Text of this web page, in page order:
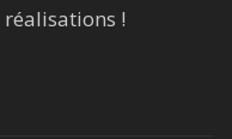
!